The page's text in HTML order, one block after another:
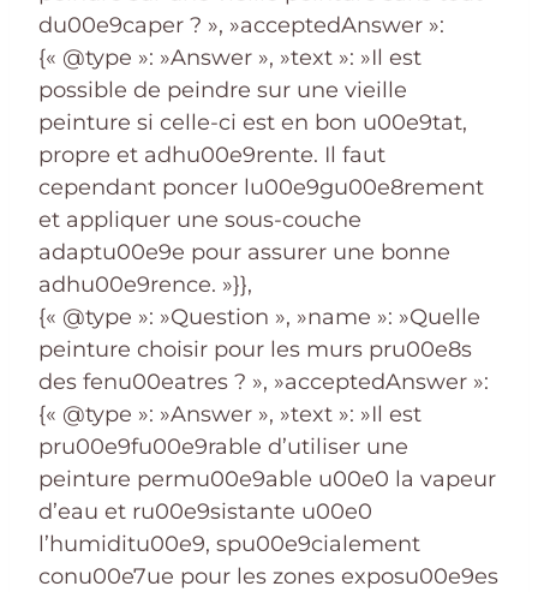
du00e9caper ? », »acceptedAnswer »:
{« @type »: »Answer », »text »: »Il est
possible de peindre sur une vieille
peinture si celle-ci est en bon u00e9tat,
propre et adhu00e9rente. Il faut
cependant poncer lu00e9gu00e8rement
et appliquer une sous-couche
adaptu00e9e pour assurer une bonne
adhu00e9rence. »}},
{« @type »: »Question », »name »: »Quelle
peinture choisir pour les murs pru00e8s
des fenu00eatres ? », »acceptedAnswer »:
{« @type »: »Answer », »text »: »Il est
pru00e9fu00e9rable d’utiliser une
peinture permu00e9able u00e0 la vapeur
d’eau et ru00e9sistante u00e0
l’humiditu00e9, spu00e9cialement
conu00e7ue pour les zones exposu00e9es